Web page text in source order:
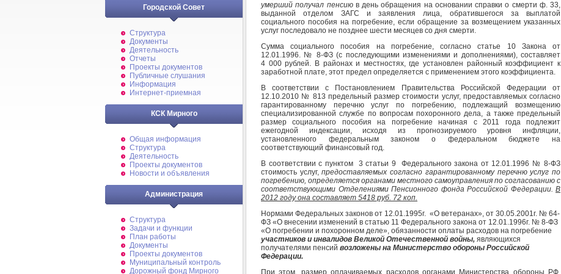
Городской Совет
Структура
Документы
Деятельность
Отчеты
Проекты документов
Публичные слушания
Информация
Интернет-приемная
КСК Мирного
Общая информация
Структура
Деятельность
Проекты документов
Новости и объявления
Администрация
Структура
Задачи и функции
План работы
Документы
Проекты документов
Муниципальный контроль
Дорожный фонд Мирного
умерший получал пенсию в день обращения на основании справки о смерти ф. 33,
выданной отделом ЗАГС и заявления лица, обратившегося за выплатой
социального пособия на погребение, если обращение за возмещением указанных
услуг последовало не позднее шести месяцев со дня смерти.
Сумма социального пособия на погребение, согласно статье 10 Закона от
12.01.1996. № 8-ФЗ (с последующими изменениями и дополнениями), составляет
4 000 рублей. В районах и местностях, где установлен районный коэффициент к
заработной плате, этот предел определяется с применением этого коэффициента.
В соответствии с Постановлением Правительства Российской Федерации от
12.10.2010 № 813 предельный размер стоимости услуг, предоставляемых согласно
гарантированному перечню услуг по погребению, подлежащий возмещению
специализированной службе по вопросам похоронного дела, а также предельный
размер социального пособия на погребение начиная с 2011 года подлежит
ежегодной индексации, исходя из прогнозируемого уровня инфляции,
установленного федеральным законом о федеральном бюджете на
соответствующий финансовый год.
В соответствии с пунктом 3 статьи 9 Федерального закона от 12.01.1996 № 8-ФЗ
стоимость услуг,предоставляемых согласно гарантированному перечню услуг по
погребению, определяется органами местного самоуправления по согласованию с
соответствующими Отделениями Пенсионного фонда Российской Федерации. В
2012 году она составляет 5418 руб. 72 коп.
Нормами Федеральных законов от 12.01.1995г. «О ветеранах», от 30.05.2001г. № 64-
ФЗ «О внесении изменений в статью 11 Федерального закона от 12.01.1996г. № 8-ФЗ
«О погребении и похоронном деле», обязанности оплаты расходов на погребение
участников и инвалидов Великой Отечественной войны, являющихся
получателями пенсий возложены на Министерство обороны Российской
Федерации.
При этом, размер оплачиваемых расходов органами Министерства обороны РФ